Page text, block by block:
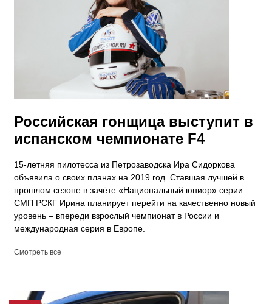
Российская гонщица выступит в
испанском чемпионате F4
15-летняя пилотесса из Петрозаводска Ира Сидоркова
объявила о своих планах на 2019 год. Ставшая лучшей в
прошлом сезоне в зачёте «Национальный юниор» серии
СМП РСКГ Ирина планирует перейти на качественно новый
уровень – впереди взрослый чемпионат в России и
международная серия в Европе.
Смотреть все